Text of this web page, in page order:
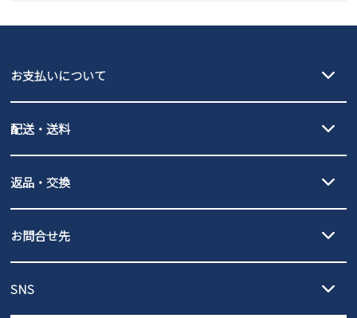
GAP
瞬足
お支払いについて
PayPay（オンライン決済）、代金引換のご利用が可能です。
配送・送料
北海道・本州・四国・九州…550円
3,980円（税込）以上お買い上げで送料無料
発送日・送料詳細については
ご利用ください。
全国一律…220円（税込）
発送日・送料詳細についてはご利用ガイドを
ご利用ください。
返品・交換
の片道無料サービスを実施中！
ントとしても安心してご利用いただけるよう、サイズ交換の受付期
お問合せ先
営業時間：11時～17時
SNS